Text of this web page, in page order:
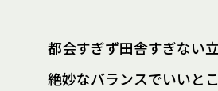
都会すぎず田舎すぎない
絶妙なバランスでいいと